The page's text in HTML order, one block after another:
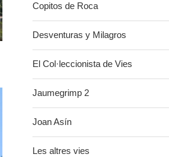
Copitos de Roca
Desventuras y Milagros
El Col·leccionista de Vies
Jaumegrimp 2
Joan Asín
Les altres vies